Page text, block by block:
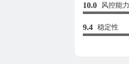
10.0 风控能力
9.4 稳定性